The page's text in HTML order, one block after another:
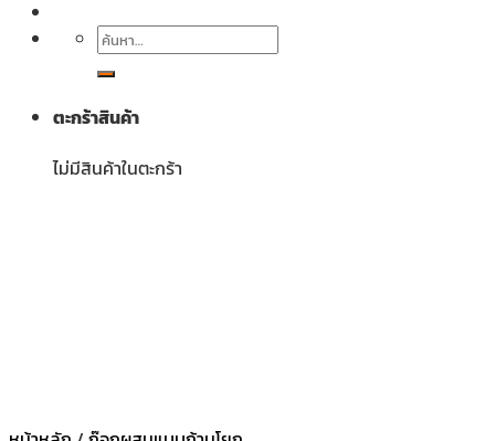
ค้นหา:
ตะกร้าสินค้า
ไม่มีสินค้าในตะกร้า